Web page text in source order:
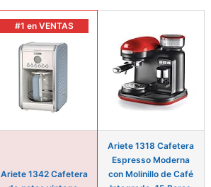
#1 en VENTAS
Ariete 1342 Cafetera
Ariete 1318 Cafetera
Espresso Moderna
con Molinillo de Café